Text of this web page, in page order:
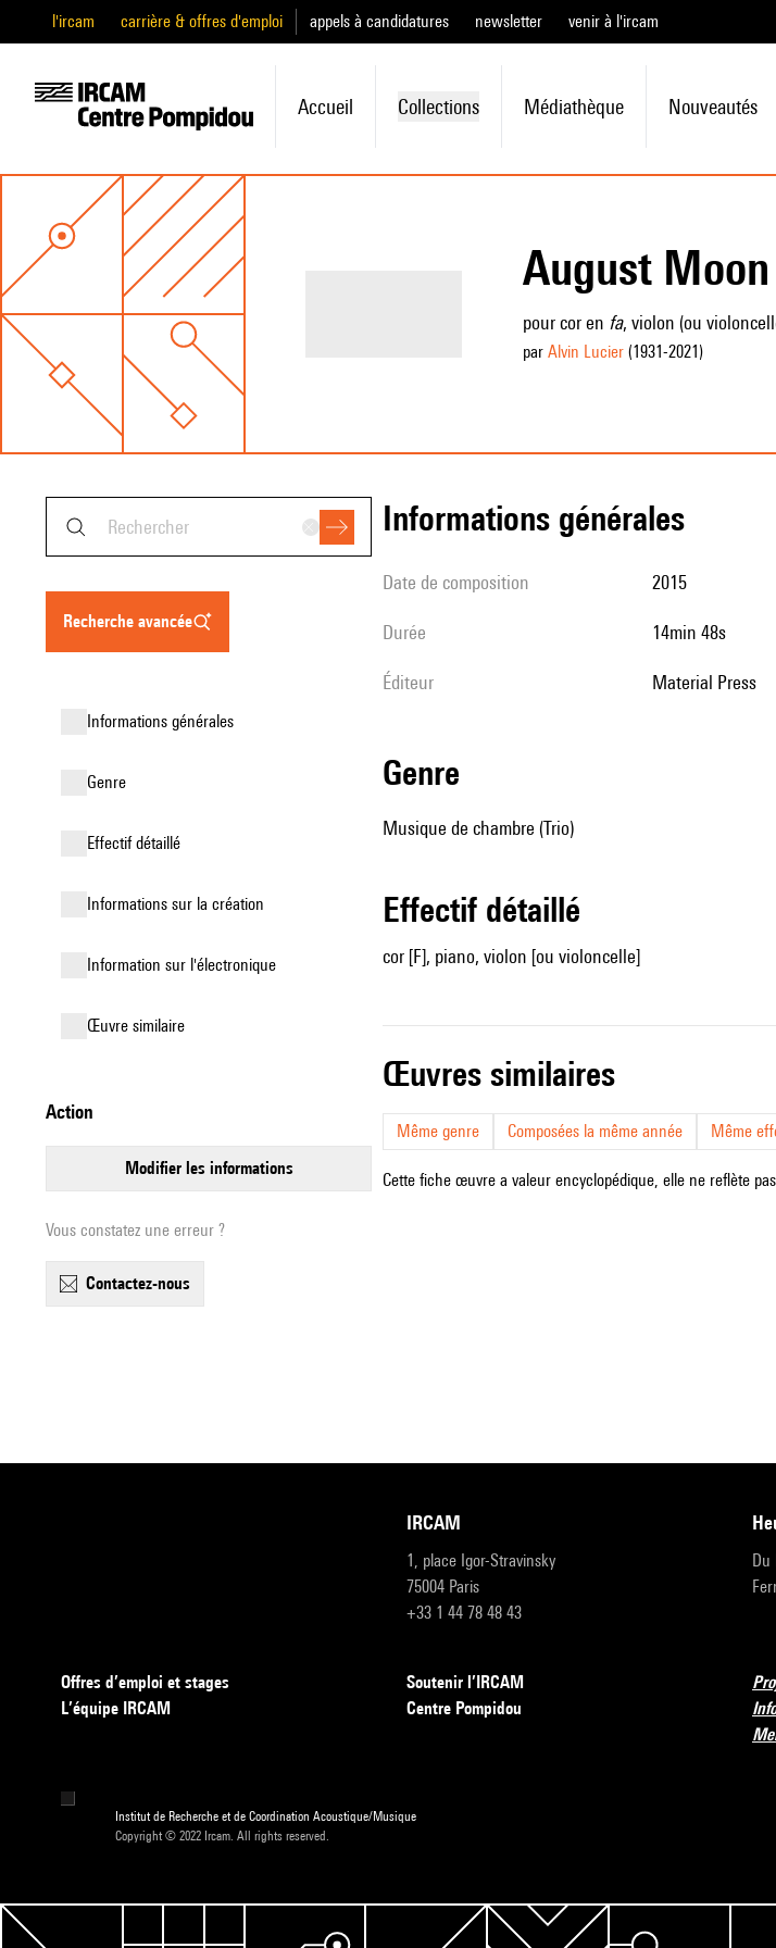
l'ircam carrière & offres d'emploi appels à candidatures newsletter venir à l'ircam
Accueil Collections Médiathèque Nouveautés
August
pour cor en fa, violon (ou
par Alvin Lucier(1931-2021)
recherche avancée
informations générales
genre
effectif détaillé
informations sur la création
Information sur l'électronique
œuvre similaire
action
modifier les informations
Vous constatez une erreur ?
contactez-nous
informations générales
date de composition 2015
durée 14min 48s
éditeur Material Press
genre
Musique de chambre (Trio)
effectif détaillé
cor [F], piano, violon [ou violoncelle]
œuvres similaires
Même genre Composées la même année Même
Cette fiche œuvre a valeur encyclopédique, elle ne reflète
IRCAM
1, place Igor-Stravinsky
75004 Paris
+33 1 44 78 48 43
Du
Offres d’emploi et stages
L’équipe IRCAM
Soutenir l’IRCAM
Centre Pompidou
Institut de Recherche et de Coordination Acoustique/Musique
Copyright © 2022 Ircam. All rights reserved.